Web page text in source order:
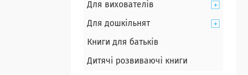
Для вихователів
Для дошкільнят
Книги для батьків
Дитячі розвиваючі книги